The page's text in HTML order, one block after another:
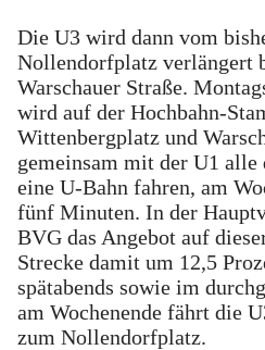
Die U3 wird dann vom
Nollendorfplatz verlängert
Warschauer Straße.
wird auf der Hochbahn-
Wittenbergplatz und
gemeinsam mit der U1
eine U-Bahn fahren, am
fünf Minuten. In der
BVG das Angebot auf
Strecke damit um 12,5
spätabends sowie im
am Wochenende fährt die
zum Nollendorfplatz.